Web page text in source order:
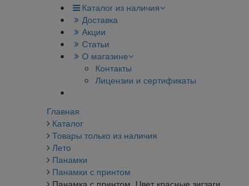
Каталог из наличия
Доставка
Акции
Статьи
О магазине
Контакты
Лицензии и сертификаты
Главная
Каталог
Товары только из наличия
Лето
Панамки
Панамки с принтом
Панамка с принтом. Цвет красные зигзаги